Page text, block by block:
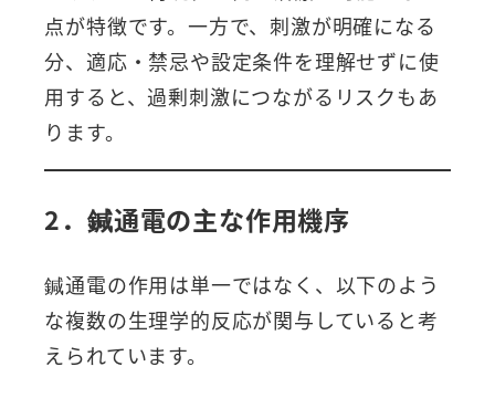
点が特徴です。一方で、刺激が明確になる
分、適応・禁忌や設定条件を理解せずに使
用すると、過剰刺激につながるリスクもあ
ります。
2．鍼通電の主な作用機序
鍼通電の作用は単一ではなく、以下のよう
な複数の生理学的反応が関与していると考
えられています。